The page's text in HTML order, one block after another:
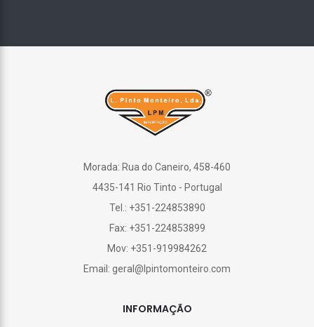
Morada: Rua do Caneiro, 458-460
4435-141 Rio Tinto - Portugal
Tel.: +351-224853890
Fax: +351-224853899
Mov: +351-919984262
Email: geral@lpintomonteiro.com
INFORMAÇÃO